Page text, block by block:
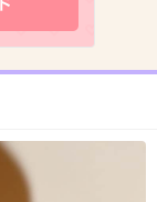
て参考にし